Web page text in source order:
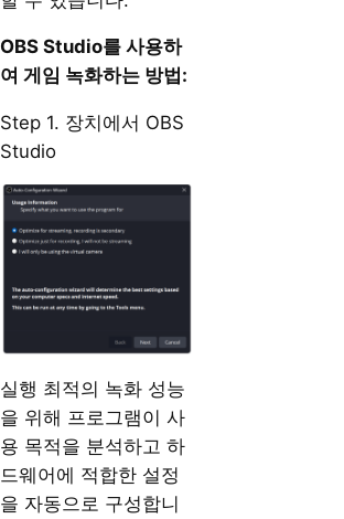
OBS Studio를 사용하
여 게임 녹화하는 방법:
Step 1. 장치에서 OBS
Studio
실행 최적의 녹화 성능
을 위해 프로그램이 사
용 목적을 분석하고 하
드웨어에 적합한 설정
을 자동으로 구성합니